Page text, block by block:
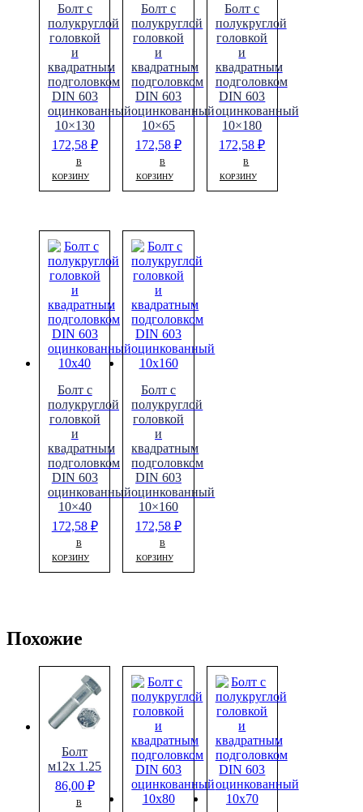
Болт с
полукруглой
головкой
и
квадратным
подголовком
DIN 603
оцинкованный
10×130
172,58 ₽
В
КОРЗИНУ
Болт с
полукруглой
головкой
и
квадратным
подголовком
DIN 603
оцинкованный
10×65
172,58₽
В
КОРЗИНУ
Болт с
полукруглой
головкой
и
квадратным
подголовком
DIN 603
оцинкованный
10×180
172,58₽
В
КОРЗИНУ
Болт с
полукруглой
головкой
и
квадратным
подголовком
DIN 603
оцинкованный
10×40
172,58 ₽
В
КОРЗИНУ
Болт с
полукруглой
головкой
и
квадратным
подголовком
DIN 603
оцинкованный
10×160
172,58₽
В
КОРЗИНУ
Похожие
Болт
м12х 1.25
86,00 ₽
В